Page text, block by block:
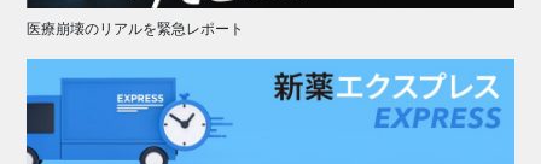
医療崩壊のリアルを緊急レポート